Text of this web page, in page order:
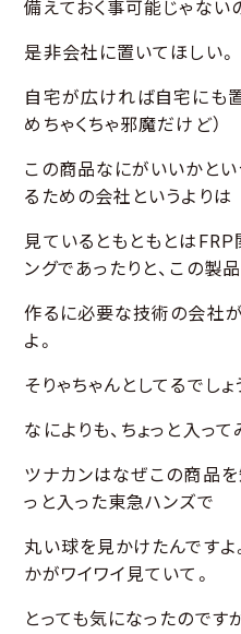
備えておく事可能じゃない
是非会社に置いてほしい。
自宅が広ければ自宅にも置
めちゃくちゃ邪魔だけど）
この商品なにがいいかとい
るための会社というよりは
見ているともともとはFRP
ングであったりと、この製
作るに必要な技術の会社
よ。
そりゃちゃんとしてるでしょ
なによりも、ちょっと入って
ツナカンはなぜこの商品
っと入った東急ハンズで
丸い球を見かけたんです
かがワイワイ見ていて。
とっても気になったのです